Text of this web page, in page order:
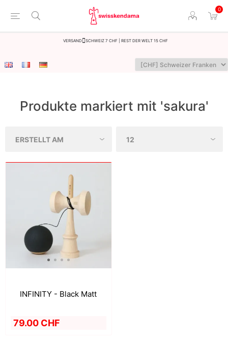
0
Versand Schweiz 7 CHF | Rest der Welt 15 CHF
Produkte markiert mit 'sakura'
INFINITY - Black Matt
79.00 CHF